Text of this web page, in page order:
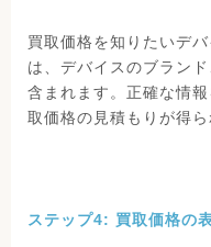
買取価格を知りたいデ
は、デバイスのブラン
含まれます。正確な情
取価格の見積もりが得ら
ステップ4: 買取価格の